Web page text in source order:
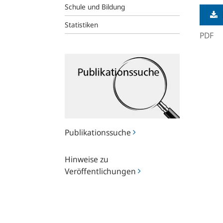
Schule und Bildung
Statistiken
Publikationssuche
Publikationssuche
Hinweise zu
Veröffentlichungen
zu
Veröffentlichungen
PDF